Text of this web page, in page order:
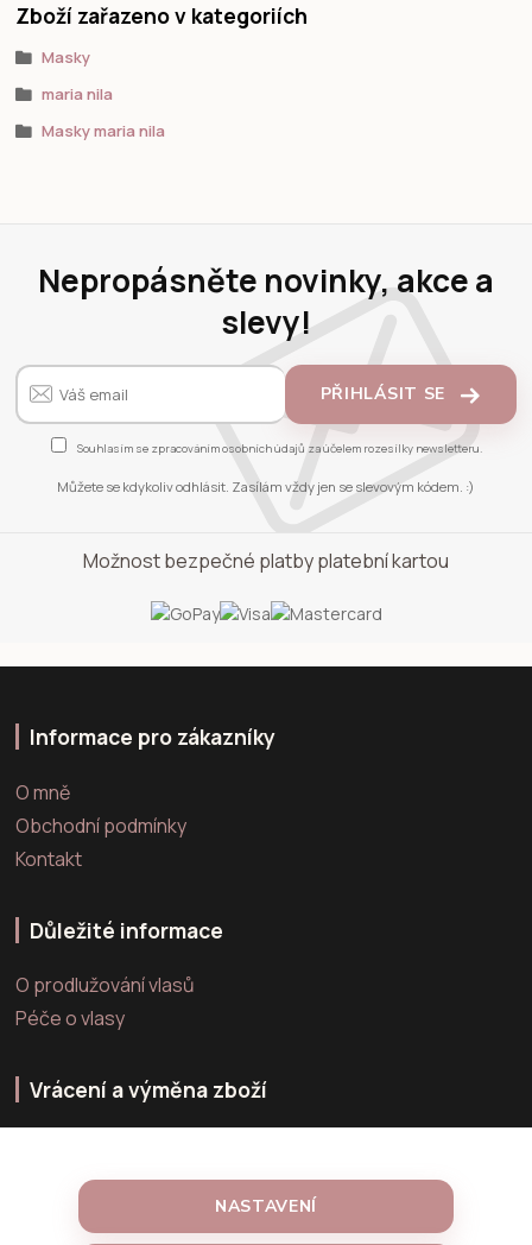
Zboží zařazeno v kategoriích
Masky
maria nila
Masky maria nila
Nepropásněte novinky, akce a
slevy!
PŘIHLÁSIT SE
Souhlasím se zpracováním osobních údajů za účelem rozesílky newsletteru.
Můžete se kdykoliv odhlásit. Zasílám vždy jen se slevovým kódem. :)
Možnost bezpečné platby platební kartou
Informace pro zákazníky
O mně
Obchodní podmínky
Kontakt
Důležité informace
O prodlužování vlasů
Péče o vlasy
Vrácení a výměna zboží
Vrácení zboží
NASTAVENÍ